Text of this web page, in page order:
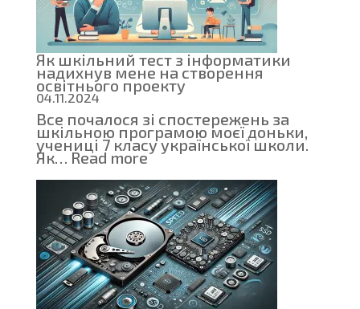
Як шкільний тест з інформатики
надихнув мене на створення
освітнього проекту
04.11.2024
Все почалося зі спостережень за
шкільною програмою моєї доньки,
учениці 7 класу української школи.
Як…Read more:
Як
шкільний
тест
з
інформатики
надихнув
мене
на
створення
освітнього
проекту